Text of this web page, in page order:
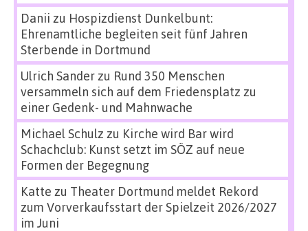
Danii zu Hospizdienst Dunkelbunt:
Ehrenamtliche begleiten seit fünf Jahren
Sterbende in Dortmund
Ulrich Sanderzu Rund 350 Menschen
versammeln sich auf dem Friedensplatz zu
einer Gedenk- und Mahnwache
Michael Schulz zu Kirche wird Bar wird
Schachclub: Kunst setzt im SÖZ auf neue
Formen der Begegnung
Katte zu Theater Dortmund meldet Rekord
zum Vorverkaufsstart der Spielzeit 2026/2027
im Juni